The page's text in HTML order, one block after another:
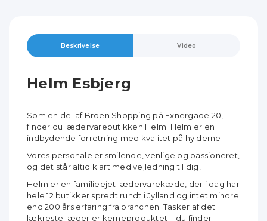
Beskrivelse Video
Helm Esbjerg
Som en del af Broen Shopping på Exnergade 20,
finder du lædervarebutikken Helm. Helm er en
indbydende forretning med kvalitet på hylderne.
Vores personale er smilende, venlige og passioneret,
og det står altid klart med vejledning til dig!
Helm er en familieejet lædervarekæde, der i dag har
hele 12 butikker spredt rundt i Jylland og intet mindre
end 200 års erfaring fra branchen. Tasker af det
lækreste læder er kerneproduktet – du finder